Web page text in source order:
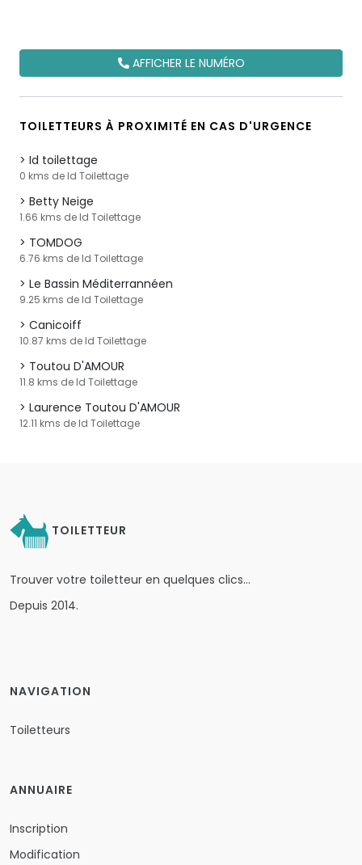
AFFICHER LE NUMÉRO
TOILETTEURS À PROXIMITÉ EN CAS D'URGENCE
Id toilettage
0 kms de Id Toilettage
Betty Neige
1.66 kms de Id Toilettage
TOMDOG
6.76 kms de Id Toilettage
Le Bassin Méditerrannéen
9.25 kms de Id Toilettage
Canicoiff
10.87 kms de Id Toilettage
Toutou D'AMOUR
11.8 kms de Id Toilettage
Laurence Toutou D'AMOUR
12.11 kms de Id Toilettage
TOILETTEUR
Trouver votre toiletteur en quelques clics…
Depuis 2014.
NAVIGATION
Toiletteurs
ANNUAIRE
Inscription
Modification